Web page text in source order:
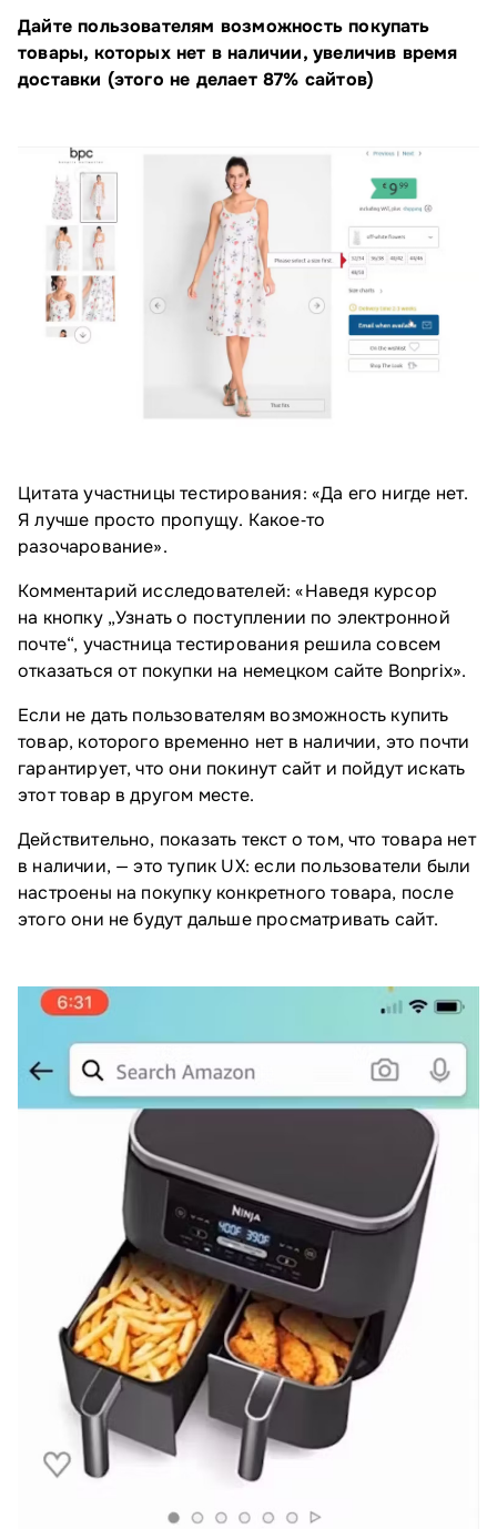
Дайте пользователям возможность покупать
товары, которых нет в наличии, увеличив время
доставки (этого не делает 87% сайтов)
Цитата участницы тестирования: «Да его нигде нет.
Я лучше просто пропущу. Какое‑то
разочарование».
Комментарий исследователей: «Наведя курсор
на кнопку „Узнать о поступлении по электронной
почте“, участница тестирования решила совсем
отказаться от покупки на немецком сайте Bonprix».
Если не дать пользователям возможность купить
товар, которого временно нет в наличии, это почти
гарантирует, что они покинут сайт и пойдут искать
этот товар в другом месте.
Действительно, показать текст о том, что товара нет
в наличии, — это тупик UX: если пользователи были
настроены на покупку конкретного товара, после
этого они не будут дальше просматривать сайт.